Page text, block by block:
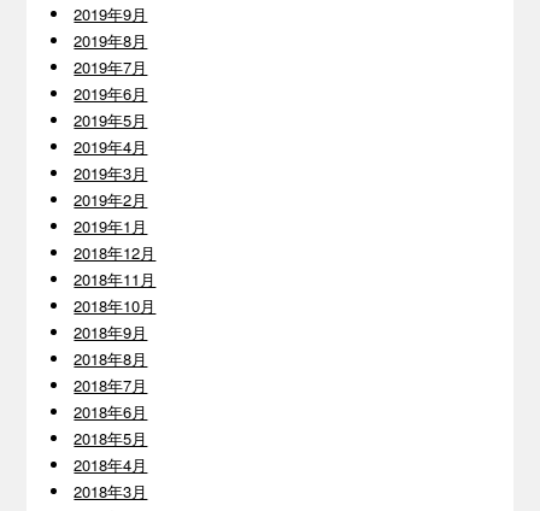
2019年9月
2019年8月
2019年7月
2019年6月
2019年5月
2019年4月
2019年3月
2019年2月
2019年1月
2018年12月
2018年11月
2018年10月
2018年9月
2018年8月
2018年7月
2018年6月
2018年5月
2018年4月
2018年3月